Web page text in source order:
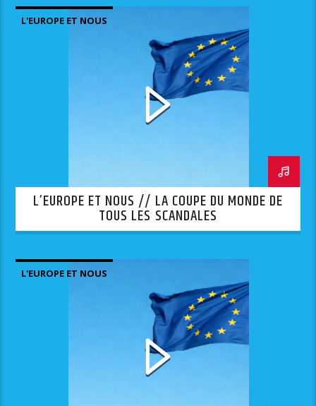
L'EUROPE ET NOUS
L’EUROPE ET NOUS // LA COUPE DU MONDE DE
TOUS LES SCANDALES
L'EUROPE ET NOUS